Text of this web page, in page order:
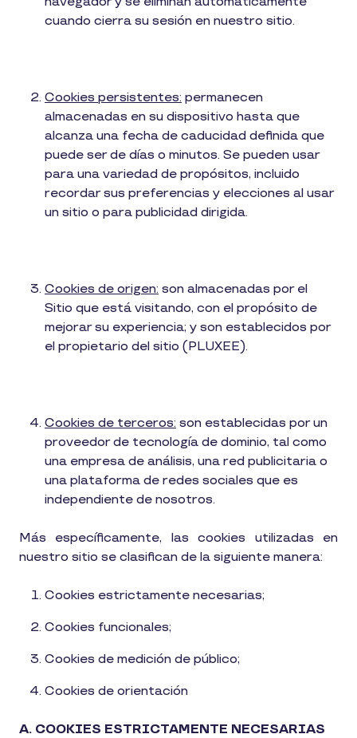
cuando cierra su sesión en nuestro sitio.
Cookies persistentes: permanecen
almacenadas en su dispositivo hasta que
alcanza una fecha de caducidad definida que
puede ser de días o minutos. Se pueden usar
para una variedad de propósitos, incluido
recordar sus preferencias y elecciones al usar
un sitio o para publicidad dirigida.
Cookies de origen: son almacenadas por el
Sitio que está visitando, con el propósito de
mejorar su experiencia; y son establecidos por
el propietario del sitio (PLUXEE).
Cookies de terceros: son establecidas por un
proveedor de tecnología de dominio, tal como
una empresa de análisis, una red publicitaria o
una plataforma de redes sociales que es
independiente de nosotros.
Más específicamente, las cookies utilizadas en
nuestro sitio se clasifican de la siguiente manera:
Cookies estrictamente necesarias;
Cookies funcionales;
Cookies de medición de público;
Cookies de orientación
A. COOKIES ESTRICTAMENTE NECESARIAS